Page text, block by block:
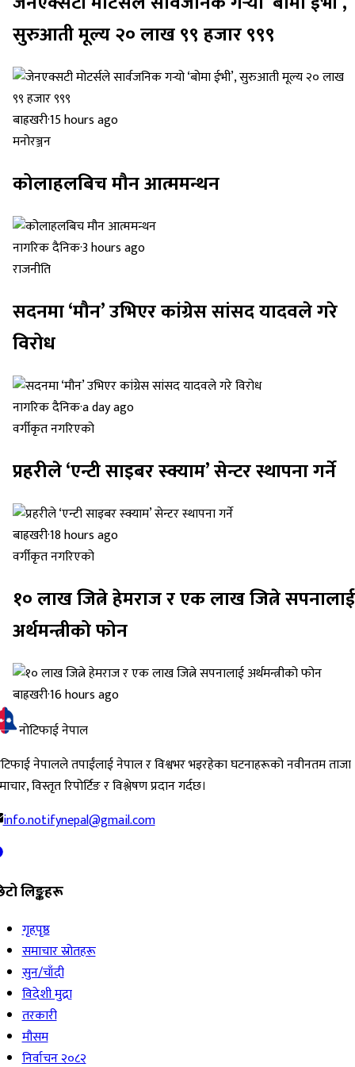
सुरुआती मूल्य २० लाख ९९ हजार ९९९
बाह्रखरी·15 hours ago
मनोरञ्जन
कोलाहलबिच मौन आत्ममन्थन
नागरिक दैनिक·3 hours ago
राजनीति
सदनमा ‘मौन’ उभिएर कांग्रेस सांसद यादवले गरे
विरोध
नागरिक दैनिक·a day ago
वर्गीकृत नगरिएको
प्रहरीले ‘एन्टी साइबर स्क्याम’ सेन्टर स्थापना गर्ने
बाह्रखरी·18 hours ago
वर्गीकृत नगरिएको
१० लाख जित्ने हेमराज र एक लाख जित्ने सपनालाई
अर्थमन्त्रीको फोन
बाह्रखरी·16 hours ago
नोटिफाई नेपाल
नेपालले तपाईंलाई नेपाल र विश्वभर भइरहेका घटनाहरूको नवीनतम ताजा
विस्तृत रिपोर्टिङ र विश्लेषण प्रदान गर्दछ।
info.notifynepal@gmail.com
लिङ्कहरू
गृहपृष्ठ
समाचार स्रोतहरू
सुन/चाँदी
विदेशी मुद्रा
तरकारी
मौसम
निर्वाचन २०८२